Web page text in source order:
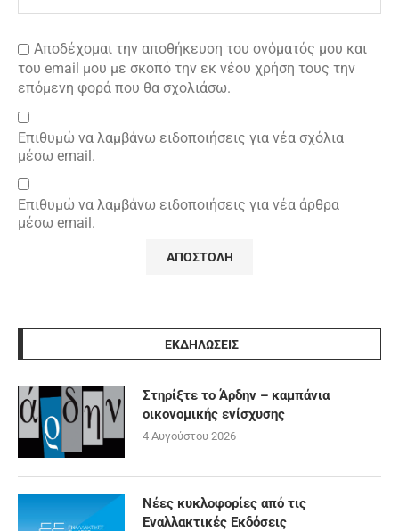
Αποδέχομαι την αποθήκευση του ονόματός μου και
του email μου με σκοπό την εκ νέου χρήση τους την
επόμενη φορά που θα σχολιάσω.
Επιθυμώ να λαμβάνω ειδοποιήσεις για νέα σχόλια
μέσω email.
Επιθυμώ να λαμβάνω ειδοποιήσεις για νέα άρθρα
μέσω email.
ΕΚΔΗΛΩΣΕΙΣ
Στηρίξτε το Άρδην – καμπάνια
οικονομικής ενίσχυσης
4 Αυγούστου 2026
Νέες κυκλοφορίες από τις
Εναλλακτικές Εκδόσεις